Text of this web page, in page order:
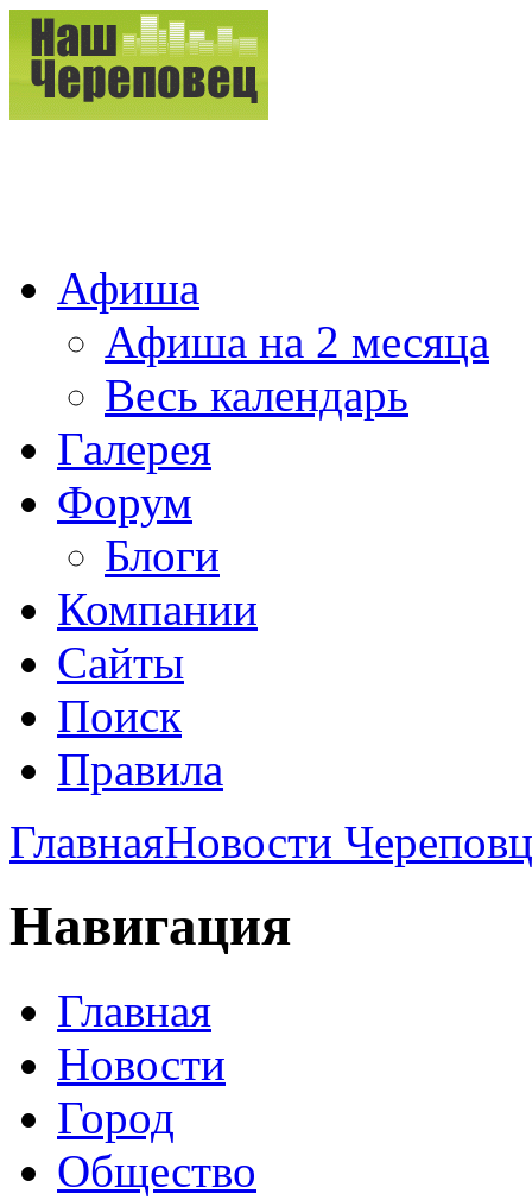
Афиша
Афиша на 2 месяца
Весь календарь
Галерея
Форум
Блоги
Компании
Сайты
Поиск
Правила
ГлавнаяНовости
Навигация
Главная
Новости
Город
Общество